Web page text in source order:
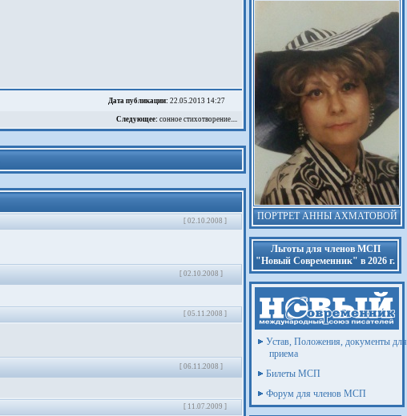
Дата публикации: 22.05.2013 14:27
Следующее: сонное стихотворение....
[ 02.10.2008 ]
[ 02.10.2008 ]
[ 05.11.2008 ]
[ 06.11.2008 ]
[ 11.07.2009 ]
ПОРТРЕТ АННЫ АХМАТОВОЙ
Льготы для членов МСП
"Новый Современник" в 2026 г.
Устав, Положения, документы для
приема
Билеты МСП
Форум для членов МСП